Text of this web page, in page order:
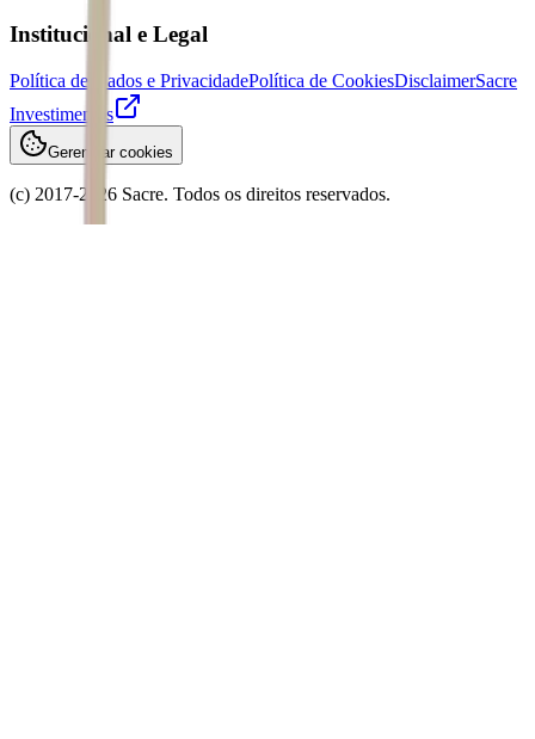
Institucional e Legal
Política de Dados e PrivacidadePolítica de CookiesDisclaimerSacre
Investimentos
Gerenciar cookies
(c) 2017-2026 Sacre. Todos os direitos reservados.